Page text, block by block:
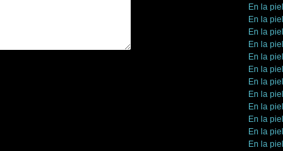
En la
En la
En la
En la
En la
En la
En la
En la
En la
En la
En la
En la